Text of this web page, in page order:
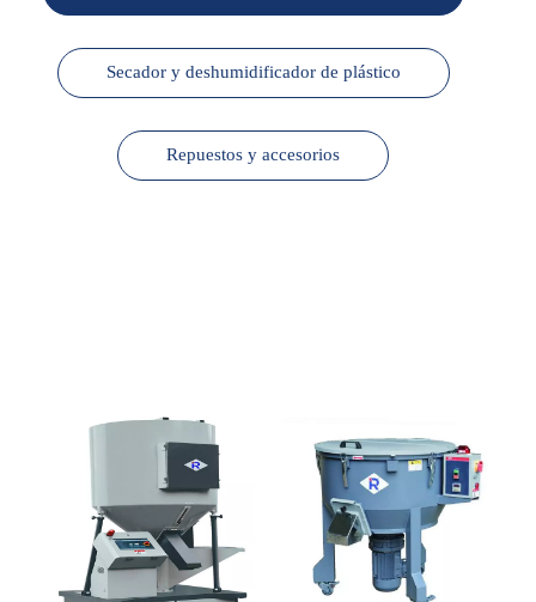
Secador y deshumidificador de plástico
Repuestos y accesorios